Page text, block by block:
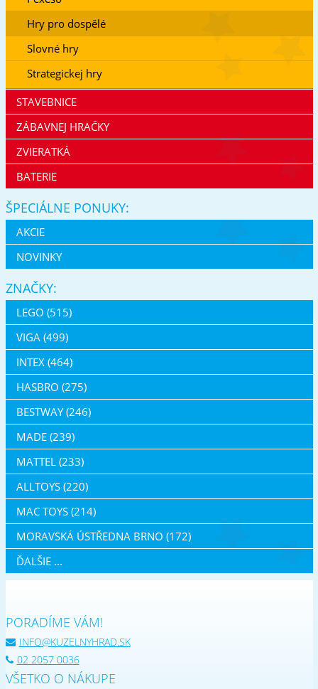
Hry pro dospělé
Slovné hry
Strategickej hry
STAVEBNICE
ZÁBAVNEJ HRAČKY
ZVIERATKÁ
BATERIE
ŠPECIÁLNE PONUKY:
AKCIE
NOVINKY
ZNAČKY:
LEGO (515)
VIGA (499)
INTEX (464)
HASBRO (275)
BESTWAY (246)
MADE (239)
MATTEL (233)
ALLTOYS (220)
MAC TOYS (214)
MORAVSKÁ ÚSTŘEDNA BRNO (172)
ĎALŠIE ...
PORADÍME VÁM!
INFO@KUZELNYHRAD.SK
02 2057 0036
VŠETKO O NÁKUPE